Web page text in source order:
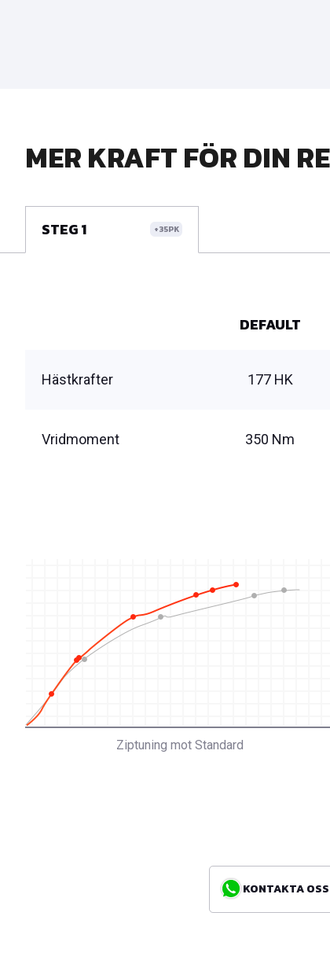
MER KRAFT FÖR DIN
STEG 1 +35PK
DEFAULT
Hästkrafter 177 HK
Vridmoment 350 Nm
Ziptuning mot Standard
KONTAKTA OSS